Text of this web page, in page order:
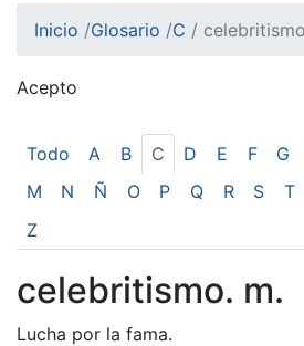
Inicio /Glosario /C /
Acepto
Esto nos ayuda a recolectar
Todo A B C D E F G
M
N Ñ O P Q R S T
Z
celebritismo. m.
Lucha por la fama.